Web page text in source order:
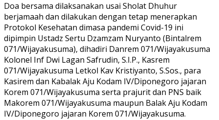
Doa bersama dilaksanakan usai Sholat Dhuhur
berjamaah dan dilakukan dengan tetap menerapkan
Protokol Kesehatan dimasa pandemi Covid-19 ini
dipimpin Ustadz Sertu Dzamzam Nuryanto (Bintalrem
071/Wijayakusuma), dihadiri Danrem 071/Wijayakusuma
Kolonel Inf Dwi Lagan Safrudin, S.I.P., Kasrem
071/Wijayakusuma Letkol Kav Kristiyanto, S.Sos., para
Kasirem dan Kabalak Aju Kodam IV/Diponegoro jajaran
Korem 071/Wijayakusuma serta prajurit dan PNS baik
Makorem 071/Wijayakusuma maupun Balak Aju Kodam
IV/Diponegoro jajaran Korem 071/Wijayakusuma.